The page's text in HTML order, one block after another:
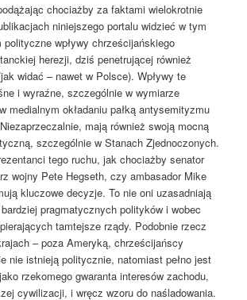
chociażby za faktami wielokrotnie
niniejszego portalu widzieć w tym
wpływy chrześcijańskiego
herezji, dziś penetrującej również
widać – nawet w Polsce). Wpływy te
i wyraźne, szczególnie w wymiarze
medialnym okładaniu pałką antysemityzmu
mają również swoją mocną
szczególnie w Stanach Zjednoczonych.
tego ruchu, jak chociażby senator
wojny Pete Hegseth, czy ambasador Mike
kluczowe decyzje. To nie oni uzasadniają
pragmatycznych polityków i wobec
tamtejsze rządy. Podobnie rzecz
– poza Ameryką, chrześcijańscy
nie istnieją politycznie, natomiast pełno jest
rzekomego gwaranta interesów zachodu,
cywilizacji, i wręcz wzoru do naśladowania.